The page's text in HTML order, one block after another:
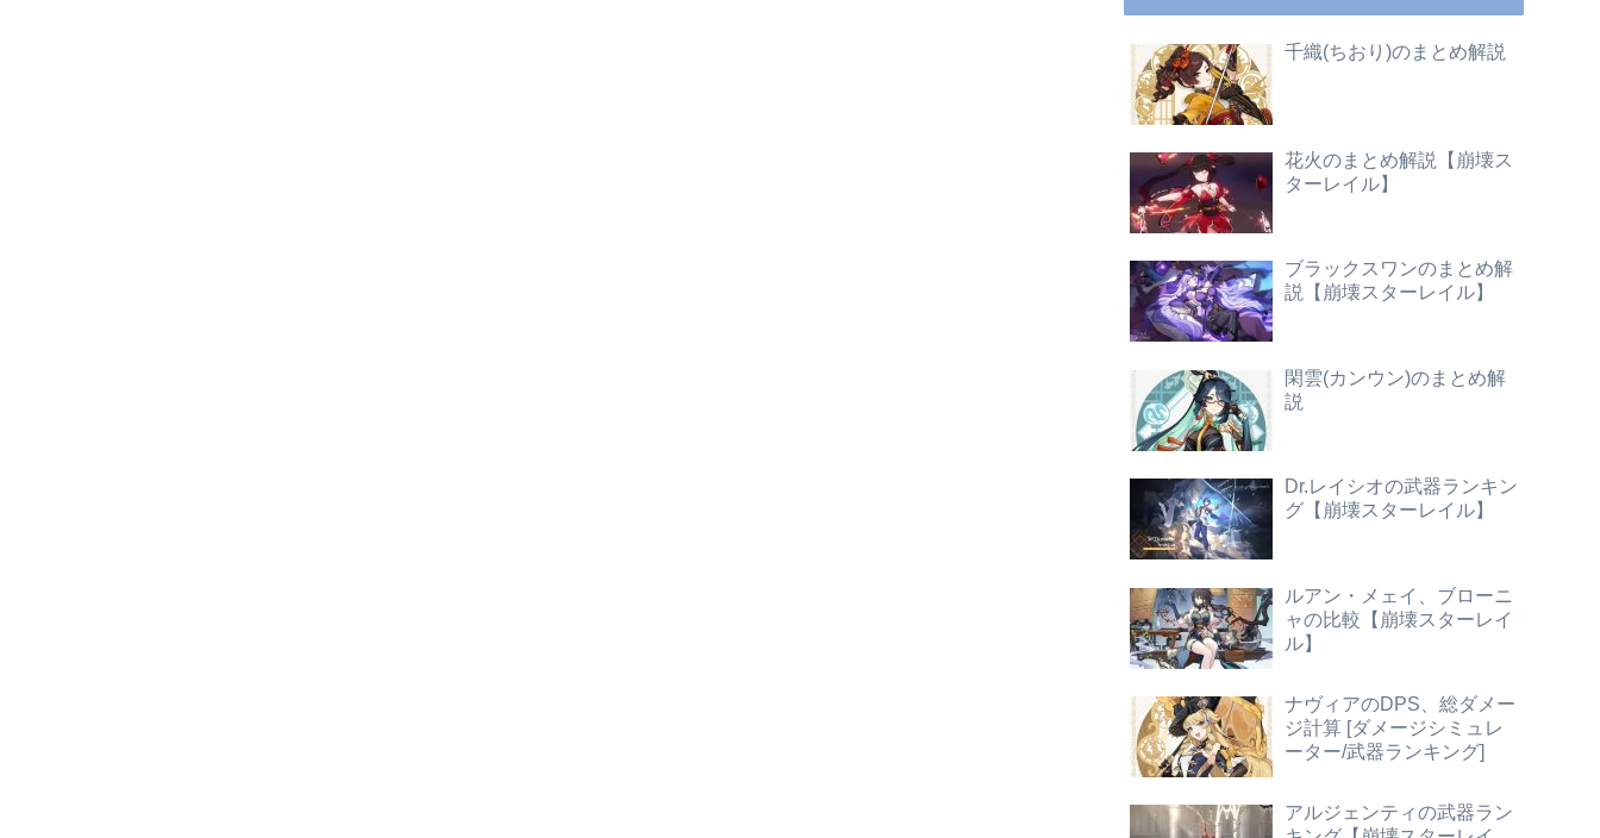
千織(ちおり)のまとめ解説
花火のまとめ解説【崩壊ス
ターレイル】
ブラックスワンのまとめ解
説【崩壊スターレイル】
閑雲(カンウン)のまとめ解
説
Dr.レイシオの武器ランキン
グ【崩壊スターレイル】
ルアン・メェイ、ブローニ
ャの比較【崩壊スターレイ
ル】
ナヴィアのDPS、総ダメー
ジ計算 [ダメージシミュレ
ーター/武器ランキング]
アルジェンティの武器ラン